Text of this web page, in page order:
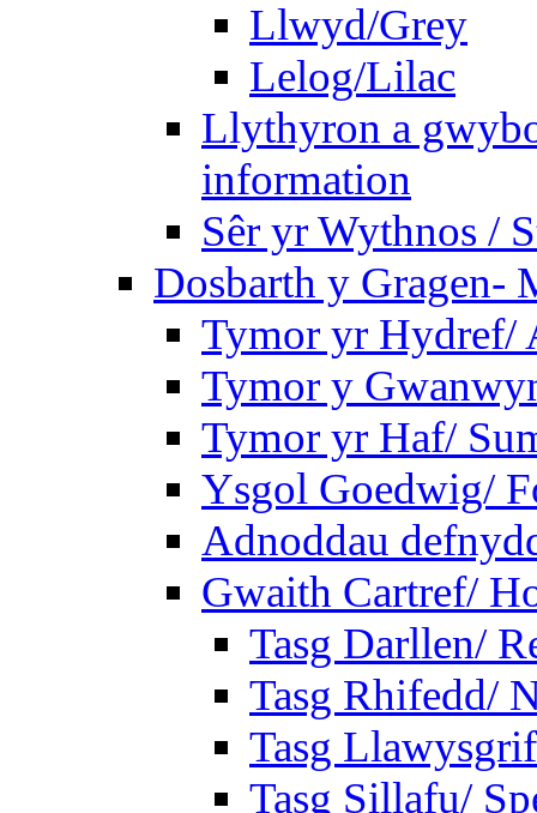
Llwyd/Grey
Lelog/Lilac
Llythyron a
information
Sêr yr Wythnos /
Dosbarth y Gragen-
Tymor yr Hydref/
Tymor y
Tymor yr Haf/
Ysgol Goedwig/
Adnoddau
Gwaith Cartref/
Tasg Darllen/
Tasg Rhifedd/
Tasg
Tasg Sillafu/